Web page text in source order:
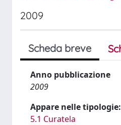
2009
Scheda breve
Anno pubblicazione
2009
Appare nelle tipologie:
5.1 Curatela